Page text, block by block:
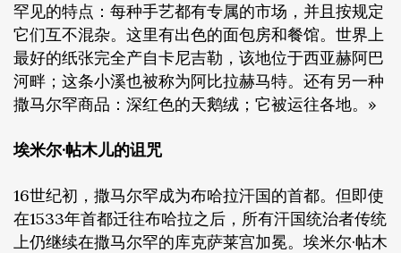
罕见的特点：每种手艺都有专属的市场，并且按规定
它们互不混杂。这里有出色的面包房和餐馆。世界上
最好的纸张完全产自卡尼吉勒，该地位于西亚赫阿巴
河畔；这条小溪也被称为阿比拉赫马特。还有另一种
撒马尔罕商品：深红色的天鹅绒；它被运往各地。»
埃米尔·帖木儿的诅咒
16世纪初，撒马尔罕成为布哈拉汗国的首都。但即使
在1533年首都迁往布哈拉之后，所有汗国统治者传统
上仍继续在撒马尔罕的库克萨莱宫加冕。埃米尔·帖木